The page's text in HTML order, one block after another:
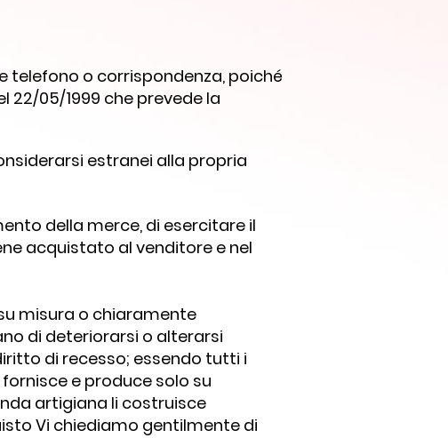
o corrispondenza, poiché
22/05/1999 che prevede la
estranei alla propria
della merce, di esercitare il
acquistato al venditore e nel
misura o chiaramente
di deteriorarsi o alterarsi
di recesso; essendo tutti i
e produce solo su
artigiana li costruisce
Vi chiediamo gentilmente di